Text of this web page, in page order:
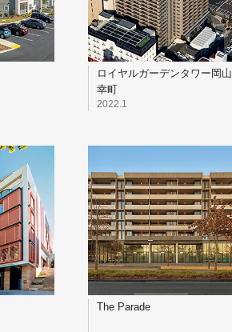
ロイヤルガーデンタワー岡山
幸町
2022.1
The Parade